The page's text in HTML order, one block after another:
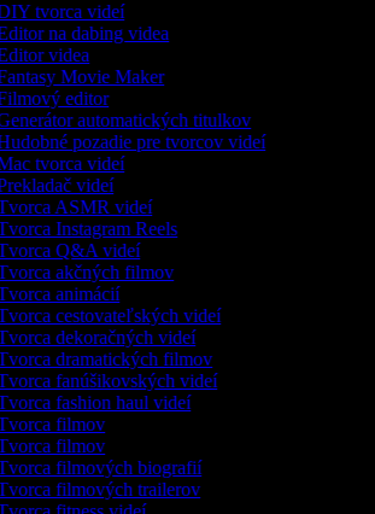
tvorca videí
na dabing videa
videa
Movie Maker
editor
automatických titulkov
pozadie pre tvorcov videí
tvorca videí
videí
ASMR videí
Instagram Reels
Q&A videí
akčných filmov
animácií
cestovateľských videí
dekoračných videí
dramatických filmov
fanúšikovských videí
fashion haul videí
filmov
filmov
filmových biografií
filmových trailerov